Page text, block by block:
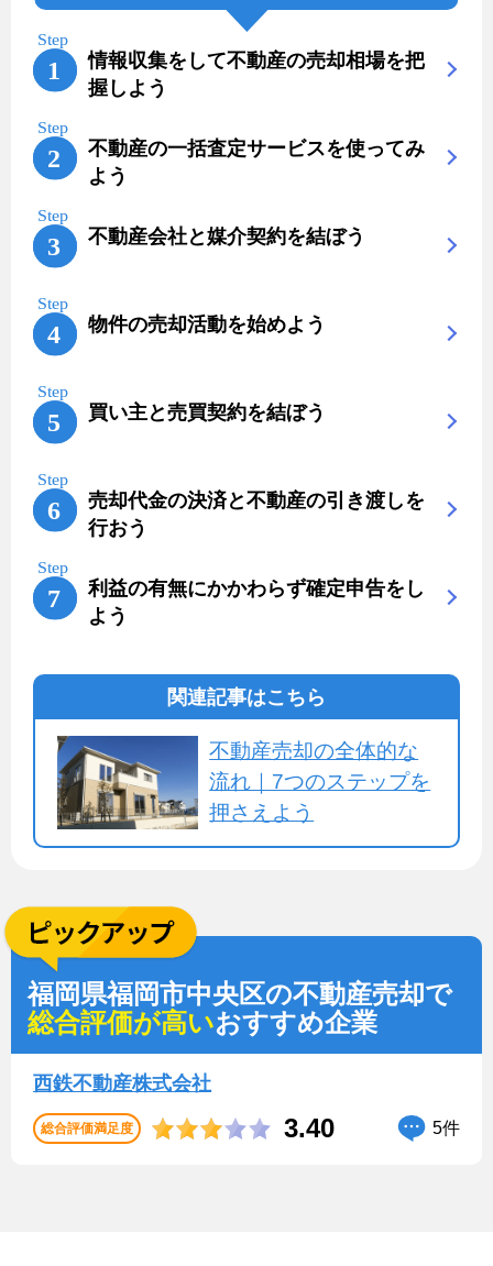
情報収集をして不動産の売却相場を把
握しよう
不動産の一括査定サービスを使ってみ
よう
不動産会社と媒介契約を結ぼう
物件の売却活動を始めよう
買い主と売買契約を結ぼう
売却代金の決済と不動産の引き渡しを
行おう
利益の有無にかかわらず確定申告をし
よう
関連記事はこちら
不動産売却の全体的な
流れ｜7つのステップを
押さえよう
福岡県福岡市中央区の不動産売却で
総合評価が高いおすすめ企業
西鉄不動産株式会社
総合評価満足度 3.40 5件